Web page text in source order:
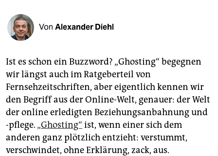
shop
fragen & hilfe
abo
genossenschaft
epaper login
Von Alexander Diehl
Ist es schon ein Buzzword? „Ghosting“ begegnen
wir längst auch im Ratgeberteil von
Fernsehzeitschriften, aber eigentlich kennen wir
den Begriff aus der Online-Welt, genauer: der Welt
der online erledigten Beziehungsanbahnung und
-pflege. „Ghosting“ ist, wenn einer sich dem
anderen ganz plötzlich entzieht: verstummt,
verschwindet, ohne Erklärung, zack, aus.